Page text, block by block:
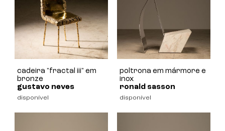
cadeira "fractal iii" em
bronze
gustavo neves
disponível
poltrona em mármore e
inox
ronald sasson
disponível